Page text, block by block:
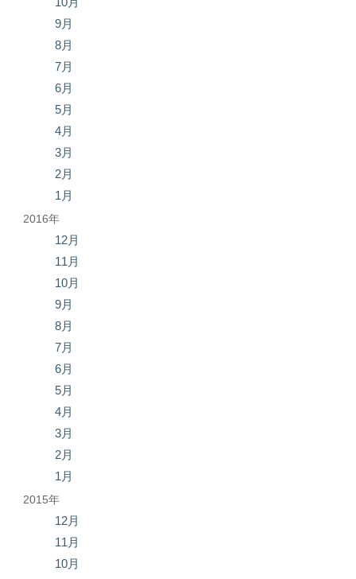
9月
8月
7月
6月
5月
4月
3月
2月
1月
2016年
12月
11月
10月
9月
8月
7月
6月
5月
4月
3月
2月
1月
2015年
12月
11月
10月